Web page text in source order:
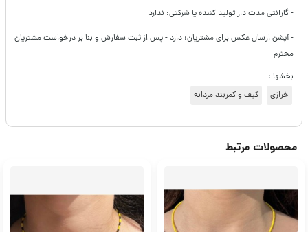
- گارانتی مدت دار تولید کننده یا شرکتی: ندارد
- آپشن ارسال عکس برای مشتریان: دارد - پس از ثبت سفارش و بنا بر درخواست مشتریان
محترم
بخشها :
خرازی
کیف و کمربند مردانه
محصولات مرتبط